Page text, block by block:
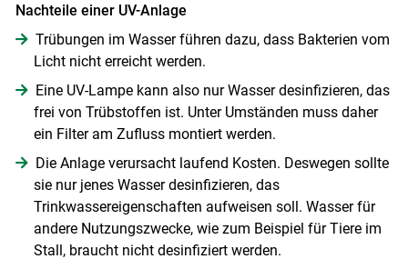
Nachteile einer UV-Anlage
Trübungen im Wasser führen dazu, dass Bakterien vom
Licht nicht erreicht werden.
Eine UV-Lampe kann also nur Wasser desinfizieren, das
frei von Trübstoffen ist. Unter Umständen muss daher
ein Filter am Zufluss montiert werden.
Die Anlage verursacht laufend Kosten. Deswegen sollte
sie nur jenes Wasser desinfizieren, das
Trinkwassereigenschaften aufweisen soll. Wasser für
andere Nutzungszwecke, wie zum Beispiel für Tiere im
Stall, braucht nicht desinfiziert werden.